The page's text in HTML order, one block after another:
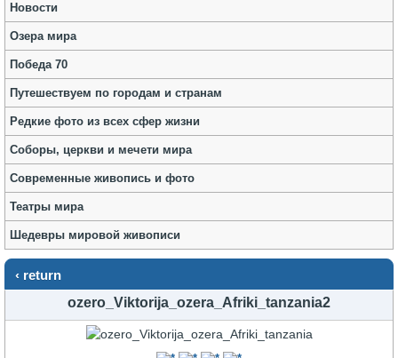
Новости
Озера мира
Победа 70
Путешествуем по городам и странам
Редкие фото из всех сфер жизни
Соборы, церкви и мечети мира
Современные живопись и фото
Театры мира
Шедевры мировой живописи
‹ return
ozero_Viktorija_ozera_Afriki_tanzania2